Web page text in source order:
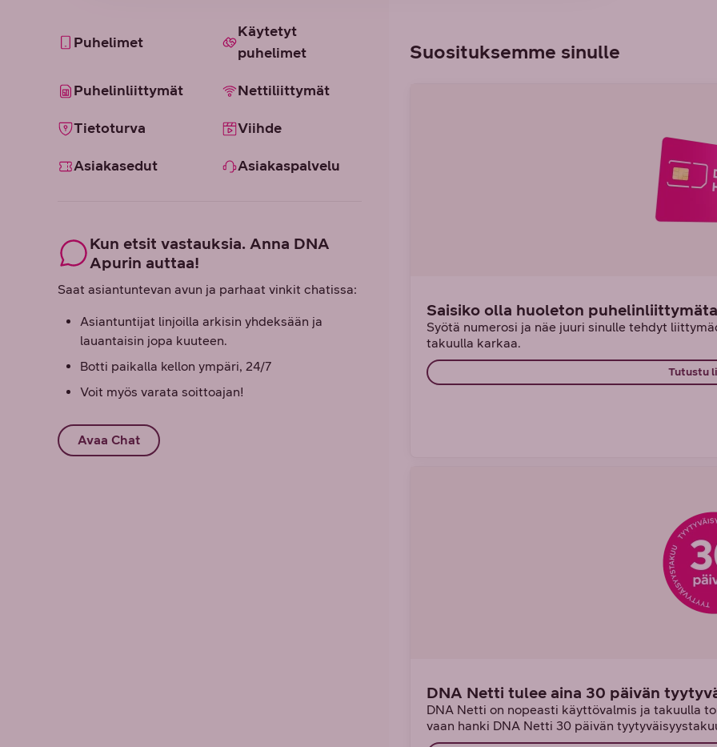
Puhelimet
Käytetyt
puhelimet
Puhelinliittymät Nettiliittymät
Tietoturva Viihde
Asiakasedut Asiakaspalvelu
Kun etsit vastauksia. Anna DNA
Apurin auttaa!
Saat asiantuntevan avun ja parhaat vinkit chatissa:
Asiantuntijat linjoilla arkisin yhdeksään ja
lauantaisin jopa kuuteen.
Botti paikalla kellon ympäri, 24/7
Voit myös varata soittoajan!
Avaa Chat
Suosituksemme sinulle
Saisiko olla huoleton
Syötä numerosi ja näe juuri sinulle tehdyt
takuulla karkaa.
Tutustu
DNA Netti tulee aina 30 päivän
DNA Netti on nopeasti käyttövalmis ja takuulla
vaan hanki DNA Netti 30 päivän